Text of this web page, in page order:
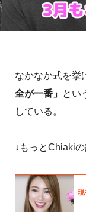
なかなか式を挙
全が一番」 とい
している。
↓もっとChiaki